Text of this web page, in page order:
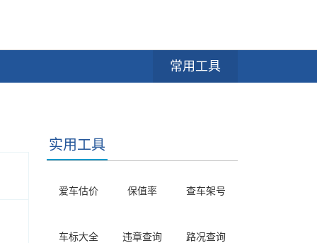
常用工具
实用工具
爱车估价 保值率 查车架号
车标大全 违章查询 路况查询